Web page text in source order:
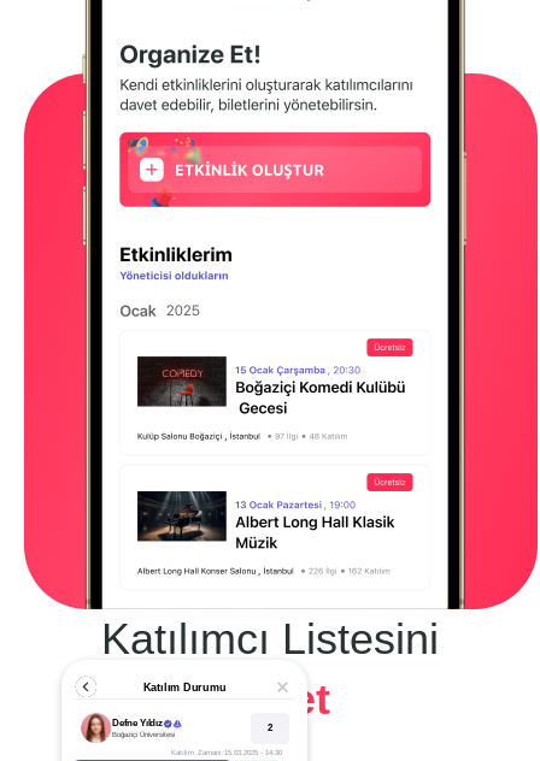
Katılımcı Listesini
Yönet
Katılım Durumu
Defne Yıldız
Boğaziçi Üniversitesi
2
Katılım Zamanı: 15.03.2025 - 14:30